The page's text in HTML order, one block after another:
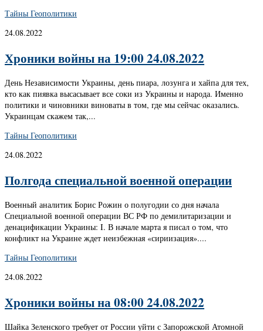
Тайны Геополитики
24.08.2022
Хроники войны на 19:00 24.08.2022
День Независимости Украины, день пиара, лозунга и хайпа для тех,
кто как пиявка высасывает все соки из Украины и народа. Именно
политики и чиновники виноваты в том, где мы сейчас оказались.
Украинцам скажем так,...
Тайны Геополитики
24.08.2022
Полгода специальной военной операции
Военный аналитик Борис Рожин о полугодии со дня начала
Специальной военной операции ВС РФ по демилитаризации и
денацификации Украины: I. В начале марта я писал о том, что
конфликт на Украине ждет неизбежная «сириизация»....
Тайны Геополитики
24.08.2022
Хроники войны на 08:00 24.08.2022
Шайка Зеленского требует от России уйти с Запорожской Атомной